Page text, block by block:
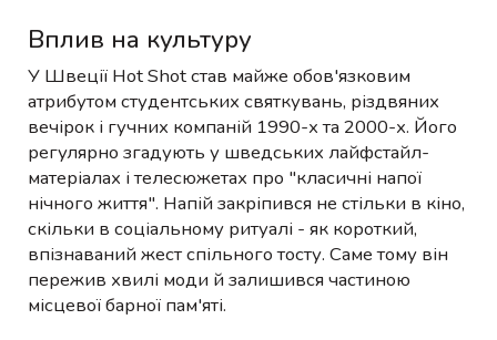
Вплив на культуру
У Швеції Hot Shot став майже обов'язковим
атрибутом студентських святкувань, різдвяних
вечірок і гучних компаній 1990-х та 2000-х. Його
регулярно згадують у шведських лайфстайл-
матеріалах і телесюжетах про "класичні напої
нічного життя". Напій закріпився не стільки в кіно,
скільки в соціальному ритуалі - як короткий,
впізнаваний жест спільного тосту. Саме тому він
пережив хвилі моди й залишився частиною
місцевої барної пам'яті.